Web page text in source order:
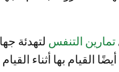
تمارين التنفس لتهدئة
القيام بها أثناء